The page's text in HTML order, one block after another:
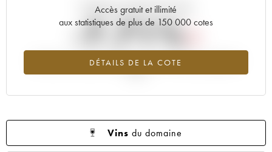
Accès gratuit et illimité
aux statistiques de plus de 150 000 cotes
DÉTAILS DE LA COTE
Tendance actuelle de la cote
-7.71%
Tendance à la baisse du millésime 1971 en 2026 par rapport à
Vins du domaine